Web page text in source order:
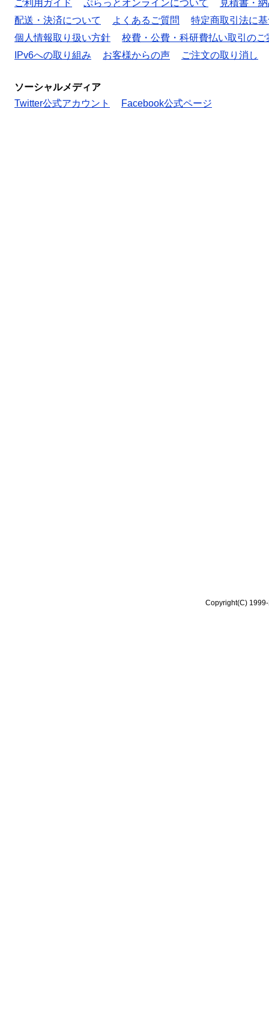
ご利用ガイド ぷらっとオンラインについて
見積書・
配送・決済について
よくあるご質問
特定商取引法に
個人情報取り扱い方針
校費・公費・科研費払い取引のご
IPv6への取り組み
お客様からの声 ご注文の取り消し
ソーシャルメディア
Twitter公式アカウント
Facebook公式ページ
Copyright(C)